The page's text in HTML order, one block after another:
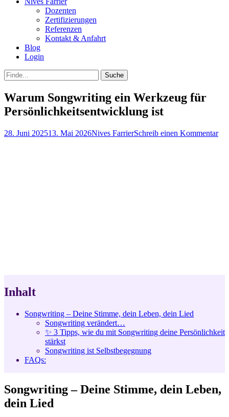
Dozenten
Zertifizierungen
Referenzen
Kontakt & Anfahrt
Blog
Login
bei
der
Suche
Suche
nach:
Warum Songwriting ein Werkzeug für
Persönlichkeitsentwicklung ist
Posted
28. Juni 202513. Mai 2026Autor
Nives FarrierSchreib einen Kommentar
Inhalt
Songwriting – Deine Stimme, dein Leben, dein Lied
Songwriting verändert…
✨ 3 Tipps, wie du mit Songwriting deine Persönlichkeit
stärkst
Songwriting ist Selbstbegegnung
FAQs:
Songwriting – Deine Stimme, dein Leben,
dein Lied